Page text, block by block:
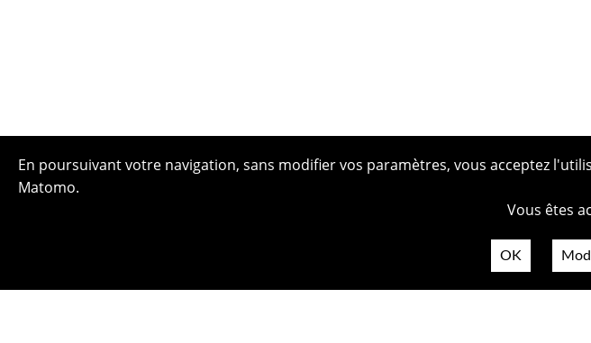
En poursuivant votre navigation, sans modifier vos paramètres, vous acceptez
Matomo.
Vous êtes
OK